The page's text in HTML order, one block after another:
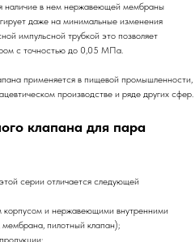
наличие в нем нержавеющей мембраны
даже на минимальные изменения
импульсной трубкой это позволяет
с точностью до 0,05 МПа.
применяется в пищевой промышленности,
производстве и ряде других сфер.
клапана для пара
серии отличается следующей
корпусом и нержавеющими внутренними
пилотный клапан);